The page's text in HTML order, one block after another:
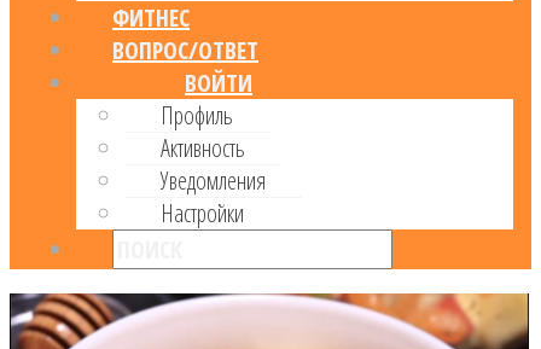
ФИТНЕС
ВОПРОС/ОТВЕТ
ВОЙТИ
Профиль
Активность
Уведомления
Настройки